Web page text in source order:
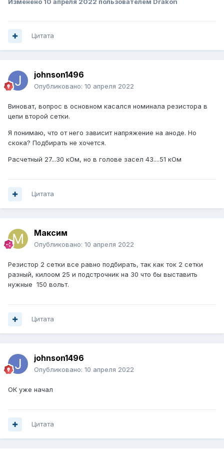
Цитата
johnson1496
Опубликовано: 10 апреля 2022
Виноват, вопрос в основном касался номинала резистора в
цепи второй сетки.
Я понимаю, что от него зависит напряжение на аноде. Но
скока? Подбирать не хочется.
Расчетный 27...30 кОм, но в голове засел 43....51 кОм
Цитата
Максим
Опубликовано: 10 апреля 2022
Резистор 2 сетки все равно подбирать, так как ток 2 сетки
разный, килоом 25 и подстрочник на 30 что бы выставить
нужные 150 вольт.
Цитата
johnson1496
Опубликовано: 10 апреля 2022
ОК уже начал
Цитата